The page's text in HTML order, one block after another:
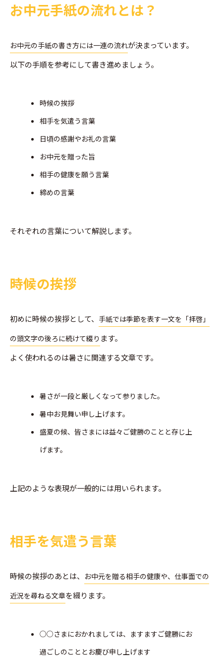
お中元手紙の流れとは？
お中元の手紙の書き方には一連の流れが決まっています。
以下の手順を参考にして書き進めましょう。
時候の挨拶
相手を気遣う言葉
日頃の感謝やお礼の言葉
お中元を贈った旨
相手の健康を願う言葉
締めの言葉
それぞれの言葉について解説します。
時候の挨拶
初めに時候の挨拶として、 手紙では季節を表す一文を「拝啓」
の頭文字の後ろに続けて綴り ます。
よく使われるのは暑さに関連する文章です。
暑さが一段と厳しくなって参りました。
暑中お見舞い申し上げます。
盛夏の候、皆さまには益々ご健勝のことと存じ上
げます。
上記のような表現が一般的には用いられます。
相手を気遣う言葉
時候の挨拶のあとは、
お中元を贈る相手の健康や、仕事面での
近況を尋ねる文章を綴ります。
○○さまにおかれましては、ますますご健勝にお
過ごしのこととお慶び申し上げます